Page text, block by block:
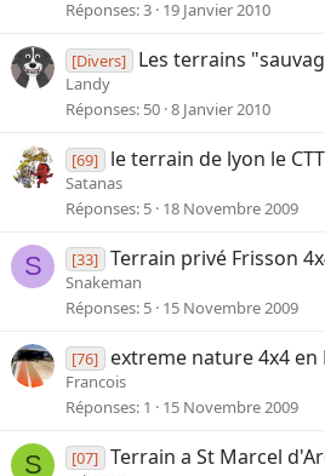
Réponses 3 19 Janvier 2010
[Divers] Les terrains
Landy
Réponses 50 8 Janvier 2010
[69] le terrain de lyon le
Satanas
Réponses 5 18 Novembre 2009
S [33] Terrain privé Frisson
Snakeman
Réponses 5 15 Novembre 2009
[76] extreme nature 4x4
Francois
Réponses 1 15 Novembre 2009
S [07] Terrain a St Marcel